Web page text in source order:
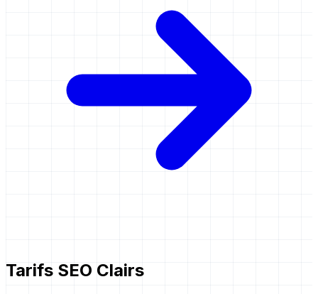
Tarifs SEO Clairs